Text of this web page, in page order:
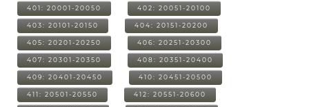
401: 20001-20050 402: 20051-20100
403: 20101-20150 404: 20151-20200
405: 20201-20250 406: 20251-20300
407: 20301-20350 408: 20351-20400
409: 20401-20450 410: 20451-20500
411: 20501-20550 412: 20551-20600